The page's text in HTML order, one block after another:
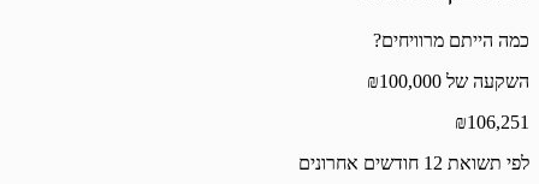
כמה הייתם מרוויחים?
השקעה של ₪100,000
₪106,251
לפי תשואת 12 חודשים אחרונים